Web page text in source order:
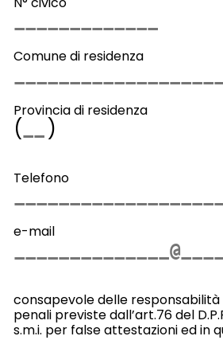
Comune di residenza
Provincia di residenza
( )
Telefono
e-mail
consapevole delle responsabilità
penali previste dall’art.76 del
s.m.i. per false attestazioni ed in